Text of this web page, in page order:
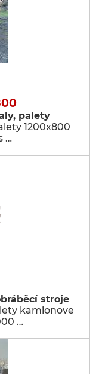
palety
1200x800
…
stroje
kamionove
…